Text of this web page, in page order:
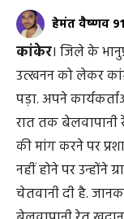
हेमंत वैष्णव
कांकेर। जिले के
उत्खनन को लेकर
पड़ा. अपने
रात तक बेलवापानी
की मांग करने पर
नहीं होने पर उन्होंने
चेतवानी दी है.